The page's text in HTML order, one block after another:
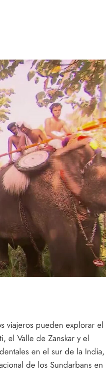
viajeros pueden explorar el
el Valle de Zanskar y el
en el sur de la India,
de los Sundarbans en